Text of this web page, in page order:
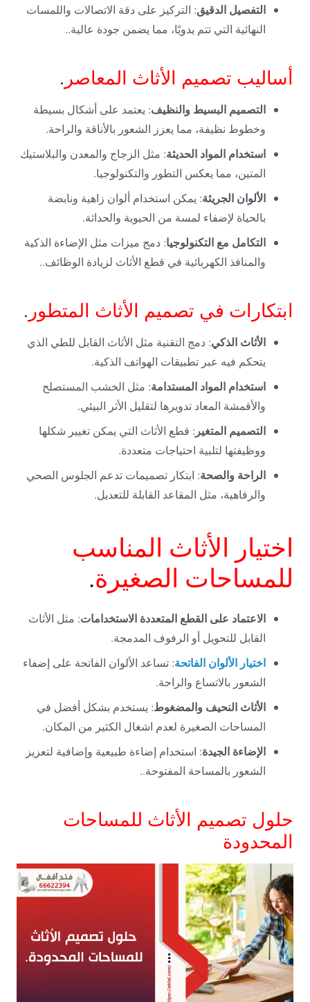
التفصيل الدقيق: التركيز على دقة الاتصالات واللمسات
النهائية التي تتم يدويًا، مما يضمن جودة عالية..
أساليب تصميم الأثاث المعاصر .
التصميم البسيط والنظيف: يعتمد على أشكال بسيطة
وخطوط نظيفة، مما يعزز الشعور بالأناقة والراحة.
استخدام المواد الحديثة: مثل الزجاج والمعدن والبلاستيك
المتين، مما يعكس التطور والتكنولوجيا.
الألوان الجريئة: يمكن استخدام ألوان زاهية ونابضة
بالحياة لإضفاء لمسة من الحيوية والحداثة.
التكامل مع التكنولوجيا: دمج ميزات مثل الإضاءة الذكية
والمنافذ الكهربائية في قطع الأثاث لزيادة الوظائف..
ابتكارات في تصميم الأثاث المتطور .
الأثاث الذكي: دمج التقنية مثل الأثاث القابل للطي الذي
يتحكم فيه عبر تطبيقات الهواتف الذكية.
استخدام المواد المستدامة: مثل الخشب المستصلح
والأقمشة المعاد تدويرها لتقليل الأثر البيئي.
التصميم المتغير : قطع الأثاث التي يمكن تغيير شكلها
ووظيفتها لتلبية احتياجات متعددة.
الراحة والصحة: ابتكار تصميمات تدعم الجلوس الصحي
والرفاهية، مثل المقاعد القابلة للتعديل.
اختيار الأثاث المناسب
للمساحات الصغيرة.
الاعتماد على القطع المتعددة الاستخدامات: مثل الأثاث
القابل للتحويل أو الرفوف المدمجة.
اختيار الألوان الفاتحة: تساعد الألوان الفاتحة على إضفاء
الشعور بالاتساع والراحة.
الأثاث النحيف والمضغوط: يستخدم بشكل أفضل في
المساحات الصغيرة لعدم اشغال الكثير من المكان.
الإضاءة الجيدة: استخدام إضاءة طبيعية وإضافية لتعزيز
الشعور بالمساحة المفتوحة..
حلول تصميم الأثاث للمساحات
المحدودة